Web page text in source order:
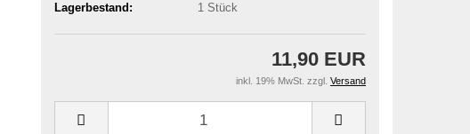
Lagerbestand:
1 Stück
11,90 EUR
inkl. 19% MwSt. zzgl. Versand